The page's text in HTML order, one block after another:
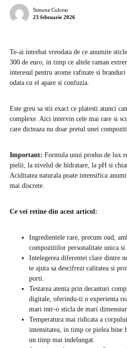
Simona Culcear
23 februarie 2026
Te-ai intrebat vreodata de ce anumite
300 de euro, in timp ce altele raman
interesul pentru arome rafinate si
odata cu el apare si confuzia.
Este greu sa stii exact ce platesti atunci
complexe. Aici intervin cele mai rare si
care dicteaza nu doar pretul unei
Important: Formula unui produs de lux
pielii, la nivelul de hidratare, la pH si
Aciditatea naturala poate intensifica
mai discrete.
Ce vei retine din acest articol:
Ingredientele rare, precum oud,
compozitiilor personalitate unica si
Intelegerea diferentei clare dintre
te ajuta sa descifrezi calitatea si
porti.
Testarea atenta prin decanturi
digitale, oferindu-ti o experienta
mari intr-o sticla de mari
Temperatura mai ridicata a
intensitatea, in timp ce pielea bine
un timp mai indelungat.